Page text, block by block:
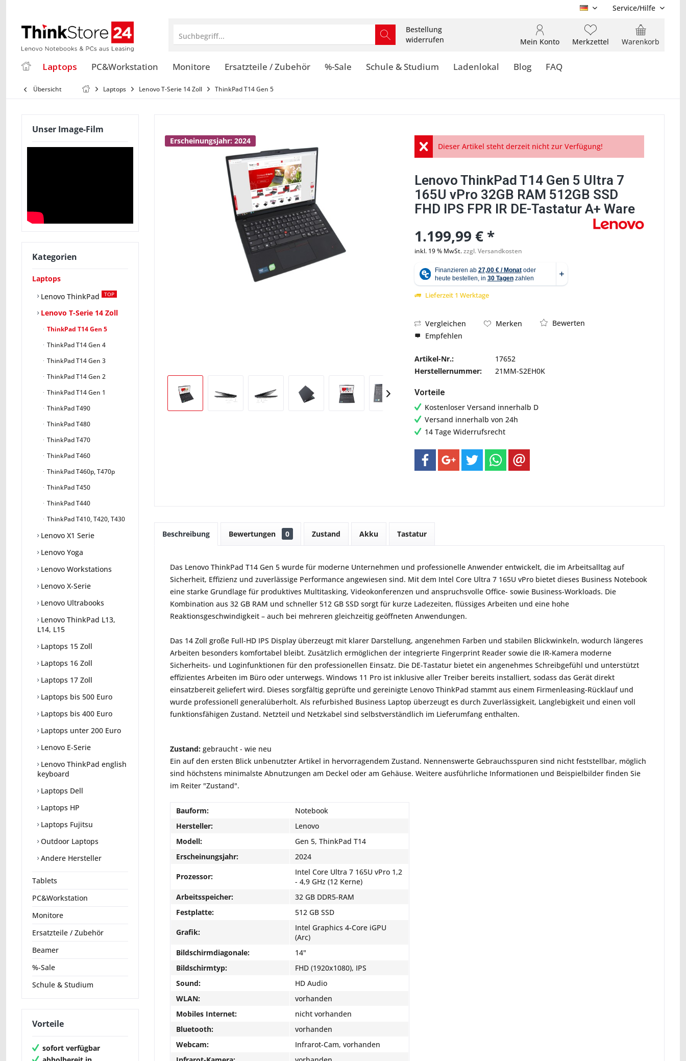
DE Service/Hilfe
Suchbegriff...
Bestellung
widerrufen
Warenkorb
Merkzettel
Mein Konto
Laptops PC&Workstation Monitore Ersatzteile / Zubehör %-Sale Schule & Studium Ladenlokal Blog FAQ
Übersicht Laptops Lenovo T-Serie 14 Zoll ThinkPad T14 Gen 5
Unser Image-Film
Kategorien
Laptops
Lenovo ThinkPad
TOP
Lenovo T-Serie 14 Zoll
ThinkPad T14 Gen 5
ThinkPad T14 Gen 4
ThinkPad T14 Gen 3
ThinkPad T14 Gen 2
ThinkPad T14 Gen 1
ThinkPad T490
ThinkPad T480
ThinkPad T470
ThinkPad T460
ThinkPad T460p, T470p
ThinkPad T450
ThinkPad T440
ThinkPad T410, T420, T430
Lenovo X1 Serie
Lenovo Yoga
Lenovo Workstations
Lenovo X-Serie
Lenovo Ultrabooks
Lenovo ThinkPad L13,
L14, L15
Laptops 15 Zoll
Laptops 16 Zoll
Laptops 17 Zoll
Laptops bis 500 Euro
Laptops bis 400 Euro
Laptops unter 200 Euro
Lenovo E-Serie
Lenovo ThinkPad english
keyboard
Laptops Dell
Laptops HP
Laptops Fujitsu
Outdoor Laptops
Andere Hersteller
Tablets
PC&Workstation
Monitore
Ersatzteile / Zubehör
Beamer
%-Sale
Schule & Studium
Vorteile
sofort verfügbar
Erscheinungsjahr: 2024
Abbildung ähnlich
Dieser Artikel steht derzeit nicht zur Verfügung!
Lenovo ThinkPad T14 Gen 5 Ultra 7
165U vPro 32GB RAM 512GB SSD
FHD IPS FPR IR DE-Tastatur A+ Ware
1.199,99 € *
inkl. 19 % MwSt.zzgl. Versandkosten
Lieferzeit 1 Werktage
Vergleichen Merken
Bewerten
Empfehlen
Artikel-Nr.:
17652
Herstellernummer:
21MM-S2EH0K
Vorteile
Kostenloser Versand innerhalb D
Versand innerhalb von 24h
14 Tage Widerrufsrecht
Beschreibung Bewertungen 0 Zustand Akku Tastatur
Das Lenovo ThinkPad T14 Gen 5 wurde für moderne Unternehmen und professionelle Anwender entwickelt, die im Arbeitsalltag auf
Sicherheit, Effizienz und zuverlässige Performance angewiesen sind. Mit dem Intel Core Ultra 7 165U vPro bietet dieses Business Notebook
eine starke Grundlage für produktives Multitasking, Videokonferenzen und anspruchsvolle Office- sowie Business-Workloads. Die
Kombination aus 32 GB RAM und schneller 512 GB SSD sorgt für kurze Ladezeiten, flüssiges Arbeiten und eine hohe
Reaktionsgeschwindigkeit – auch bei mehreren gleichzeitig geöffneten Anwendungen.
Das 14 Zoll große Full-HD IPS Display überzeugt mit klarer Darstellung, angenehmen Farben und stabilen Blickwinkeln, wodurch längeres
Arbeiten besonders komfortabel bleibt. Zusätzlich ermöglichen der integrierte Fingerprint Reader sowie die IR-Kamera moderne
Sicherheits- und Loginfunktionen für den professionellen Einsatz. Die DE-Tastatur bietet ein angenehmes Schreibgefühl und unterstützt
effizientes Arbeiten im Büro oder unterwegs. Windows 11 Pro ist inklusive aller Treiber bereits installiert, sodass das Gerät direkt
einsatzbereit geliefert wird. Dieses sorgfältig geprüfte und gereinigte Lenovo ThinkPad stammt aus einem Firmenleasing-Rücklauf und
wurde professionell generalüberholt. Als refurbished Business Laptop überzeugt es durch Zuverlässigkeit, Langlebigkeit und einen voll
funktionsfähigen Zustand. Netzteil und Netzkabel sind selbstverständlich im Lieferumfang enthalten.
Zustand: gebraucht - wie neu
Ein auf den ersten Blick unbenutzter Artikel in hervorragendem Zustand. Nennenswerte Gebrauchsspuren sind nicht feststellbar, möglich
sind höchstens minimalste Abnutzungen am Deckel oder am Gehäuse. Weitere ausführliche Informationen und Beispielbilder finden Sie
im Reiter "Zustand".
Bauform:
Notebook
Hersteller:
Lenovo
Modell:
Gen 5, ThinkPad T14
Erscheinungsjahr:
2024
Prozessor:
Intel Core Ultra 7 165U vPro 1,2
- 4,9 GHz (12 Kerne)
Arbeitsspeicher:
32 GB DDR5-RAM
Festplatte:
512 GB SSD
Grafik:
Intel Graphics 4-Core iGPU
(Arc)
Bildschirmdiagonale:
14"
Bildschirmtyp:
FHD (1920x1080), IPS
Sound:
HD Audio
WLAN:
vorhanden
Mobiles Internet:
nicht vorhanden
Bluetooth:
vorhanden
Webcam:
Infrarot-Cam, vorhanden